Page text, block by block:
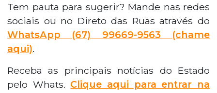
Tem pauta para sugerir? Mande nas redes
sociais ou no Direto das Ruas através do
WhatsApp (67) 99669-9563 (chame
aqui).
Receba as principais notícias do Estado
pelo Whats. Clique aqui para entrar na